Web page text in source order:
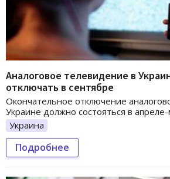
Аналоговое телевидение в
отключать в сентябре
Окончательное отключение
Украине должно состояться в
Украина
Подробнее